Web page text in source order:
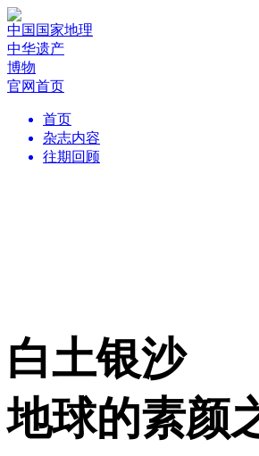
中国国家地理
中华遗产
博物
官网首页
首页
杂志内容
往期回顾
白土银沙
地球的素颜